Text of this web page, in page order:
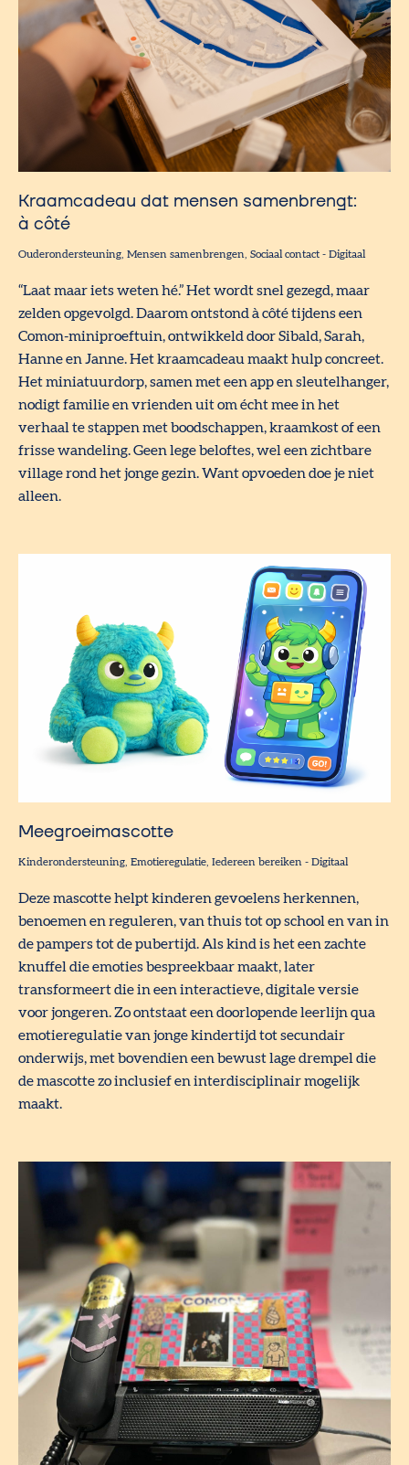
Kraamcadeau dat mensen samenbrengt:
à côté
Ouderondersteuning Mensen samenbrengen Sociaal contact - Digitaal
“Laat maar iets weten hé.” Het wordt snel gezegd, maar
zelden opgevolgd. Daarom ontstond à côté tijdens een
Comon-miniproeftuin, ontwikkeld door Sibald, Sarah,
Hanne en Janne. Het kraamcadeau maakt hulp concreet.
Het miniatuurdorp, samen met een app en sleutelhanger,
nodigt familie en vrienden uit om écht mee in het
verhaal te stappen met boodschappen, kraamkost of een
frisse wandeling. Geen lege beloftes, wel een zichtbare
village rond het jonge gezin. Want opvoeden doe je niet
alleen.
Meegroeimascotte
Kinderondersteuning Emotieregulatie Iedereen bereiken - Digitaal
Deze mascotte helpt kinderen gevoelens herkennen,
benoemen en reguleren, van thuis tot op school en van in
de pampers tot de pubertijd. Als kind is het een zachte
knuffel die emoties bespreekbaar maakt, later
transformeert die in een interactieve, digitale versie
voor jongeren. Zo ontstaat een doorlopende leerlijn qua
emotieregulatie van jonge kindertijd tot secundair
onderwijs, met bovendien een bewust lage drempel die
de mascotte zo inclusief en interdisciplinair mogelijk
maakt.